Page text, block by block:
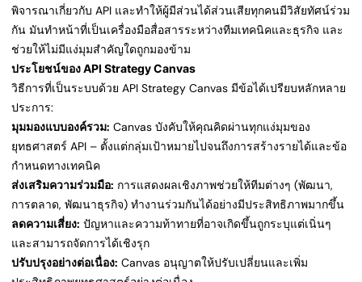
พิจารณาเกี่ยวกับ API และทำให้ผู้มีส่วนได้ส่วนเสียทุกคนมีวิสัยทัศน์ร่วม
กัน มันทำหน้าที่เป็นเครื่องมือสื่อสารระหว่างทีมเทคนิคและธุรกิจ และ
ช่วยให้ไม่มีแง่มุมสำคัญใดถูกมองข้าม
ประโยชน์ของ API Strategy Canvas
วิธีการที่เป็นระบบด้วย API Strategy Canvas มีข้อได้เปรียบหลักหลาย
ประการ:
มุมมองแบบองค์รวม: Canvas บังคับให้คุณคิดผ่านทุกแง่มุมของ
ยุทธศาสตร์ API – ตั้งแต่กลุ่มเป้าหมายไปจนถึงการสร้างรายได้และข้อ
กำหนดทางเทคนิค
ส่งเสริมความร่วมมือ: การแสดงผลเชิงภาพช่วยให้ทีมต่างๆ (พัฒนา,
การตลาด, พัฒนาธุรกิจ) ทำงานร่วมกันได้อย่างมีประสิทธิภาพมากขึ้น
ลดความเสี่ยง: ปัญหาและความท้าทายที่อาจเกิดขึ้นถูกระบุแต่เนิ่นๆ
และสามารถจัดการได้เชิงรุก
ปรับปรุงอย่างต่อเนื่อง: Canvas อนุญาตให้ปรับเปลี่ยนและเพิ่ม